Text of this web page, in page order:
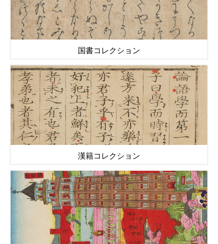
国書コレクション
漢籍コレクション